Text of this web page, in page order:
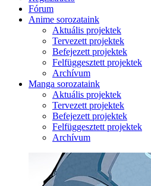
Fórum
Anime sorozataink
Aktuális projektek
Tervezett projektek
Befejezett projektek
Felfüggesztett projektek
Archívum
Manga sorozataink
Aktuális projektek
Tervezett projektek
Befejezett projektek
Felfüggesztett projektek
Archívum